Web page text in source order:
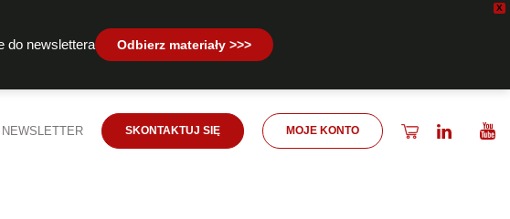
X
do newslettera Odbierz materiały >>>
NEWSLETTER SKONTAKTUJ SIĘ MOJE KONTO